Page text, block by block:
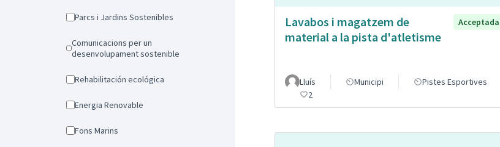
Parcs i Jardins Sostenibles
Comunicacions per un
desenvolupament sostenible
Rehabilitación ecológica
Energia Renovable
Fons Marins
Lavabos i magatzem de
material a la pista d'atletisme
Acceptada
Lluís Municipi
Pistes Esportives
2